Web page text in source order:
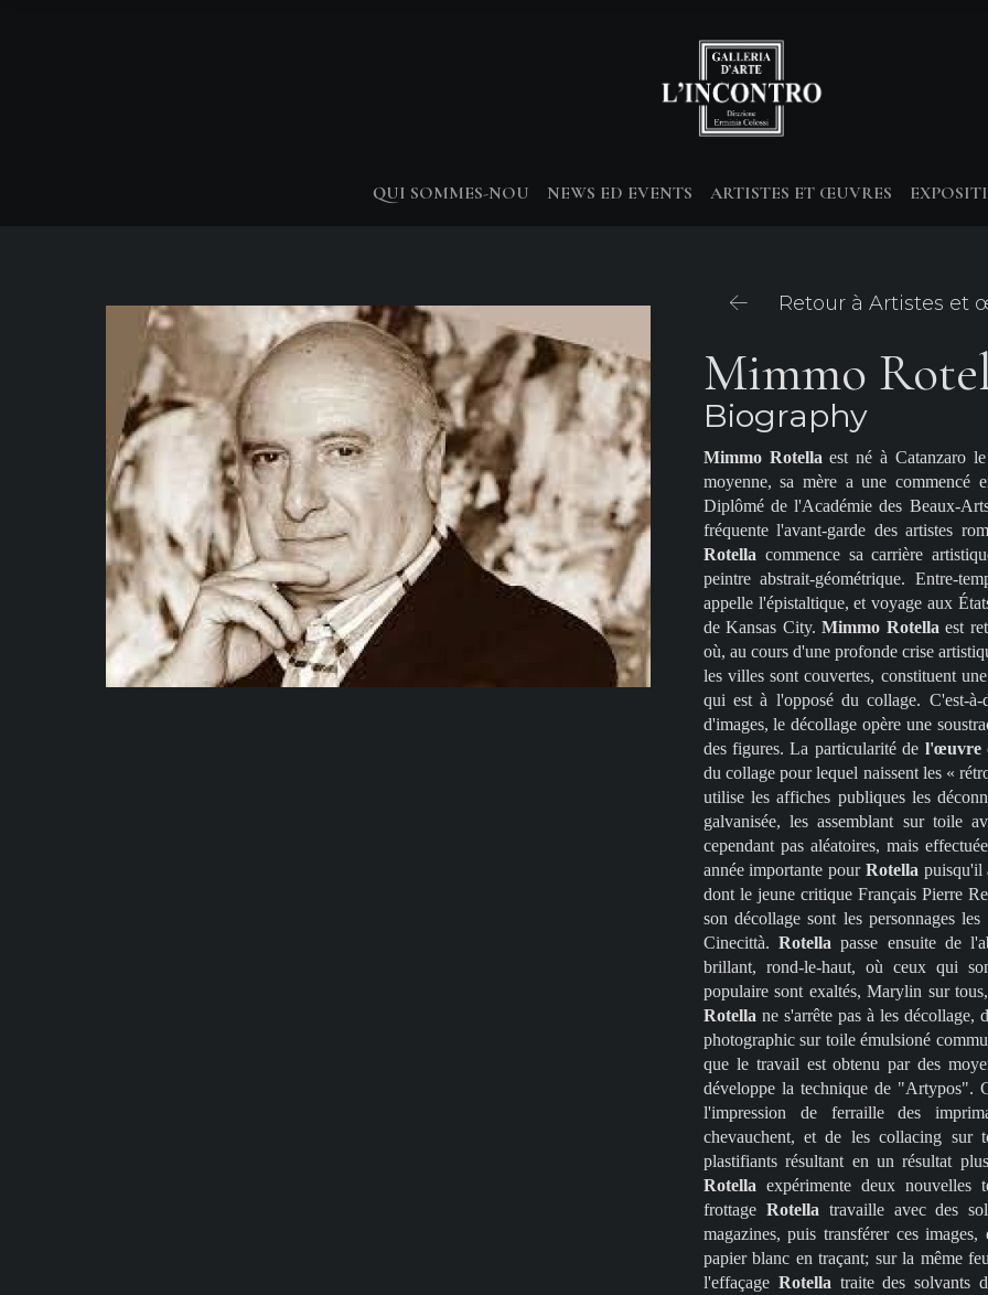
QUI SOMMES-NOU NEWS ED EVENTS ARTISTES ET ŒUVRES
Retour à Artistes et
Mimmo
Biography
Mimmo Rotella est né à Catanzaro
moyenne, sa mère a une commencé
Diplômé de l'Académie des Beaux-
fréquente l'avant-garde des artistes
Rotella commence sa carrière
peintre abstrait-géométrique. Entre-
appelle l'épistaltique, et voyage aux
de Kansas City.Mimmo Rotellaest
où, au cours d'une profonde crise
les villes sont couvertes, constituent
qui est à l'opposé du collage. C'est-
d'images, le décollage opère une
des figures. La particularité de l'œuvre
du collage pour lequel naissent les «
utilise les affiches publiques les
galvanisée, les assemblant sur toile
cependant pas aléatoires, mais
année importante pour Rotella puisqu'il
dont le jeune critique Français Pierre
son décollage sont les personnages
Cinecittà. Rotellapasse ensuite de
brillant, rond-le-haut, où ceux qui
populaire sont exaltés, Marylin sur
Rotella ne s'arrête pas à les décollage,
photographic sur toile émulsioné
que le travail est obtenu par des
développe la technique de "Artypos".
l'impression de ferraille des
chevauchent, et de les collacing sur
plastifiants résultant en un résultat
Rotella expérimente deux nouvelles
frottage Rotella travaille avec des
magazines, puis transférer ces
papier blanc en traçant; sur la même
l'effaçage Rotella traite des solvants